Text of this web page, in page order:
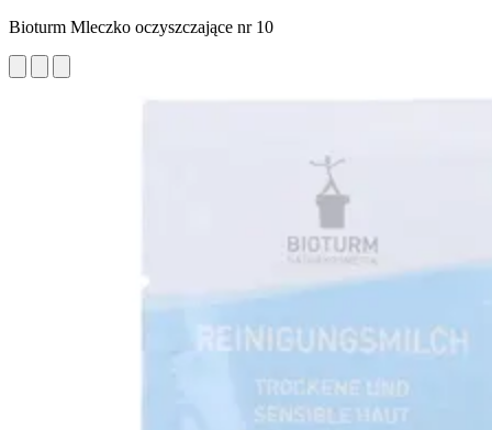
Bioturm Mleczko oczyszczające nr 10